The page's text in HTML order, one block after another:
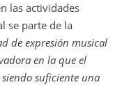
las actividades
se parte de la
de expresión musical
en la que el
suficiente una